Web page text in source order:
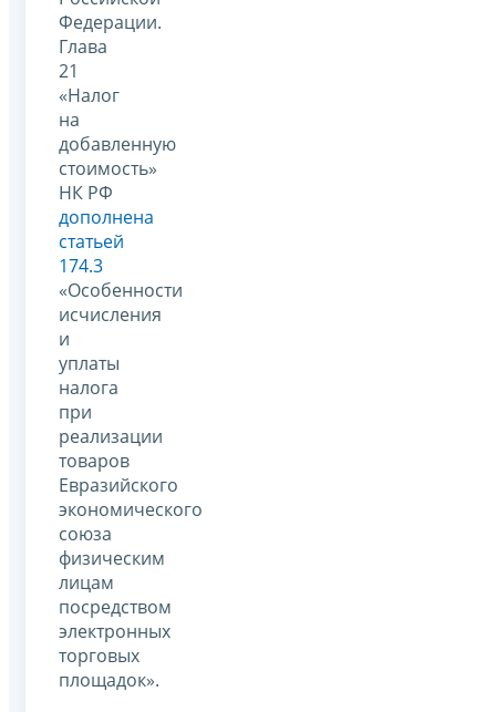
Федерации.
Глава
21
«Налог
на
добавленную
стоимость»
НК РФ
дополнена
статьей
174.3
«Особенности
исчисления
и
уплаты
налога
при
реализации
товаров
Евразийского
экономического
союза
физическим
лицам
посредством
электронных
торговых
площадок».